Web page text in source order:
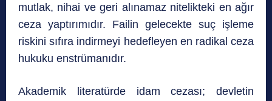
mutlak, nihai ve geri alınamaz nitelikteki en ağır
ceza yaptırımıdır. Failin gelecekte suç işleme
riskini sıfıra indirmeyi hedefleyen en radikal ceza
hukuku enstrümanıdır.
Akademik literatürde idam cezası; devletin